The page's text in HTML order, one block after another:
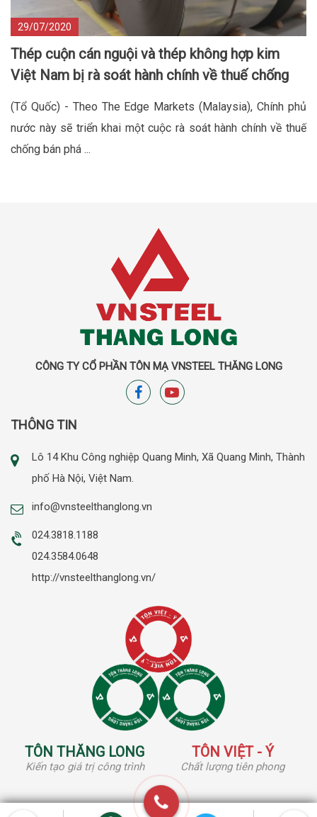
29/07/2020
Thép cuộn cán nguội và thép không hợp kim
Việt Nam bị rà soát hành chính về thuế chống
bán phá giá tại Malaysia
(Tổ Quốc) - Theo The Edge Markets (Malaysia), Chính phủ
nước này sẽ triển khai một cuộc rà soát hành chính về thuế
chống bán phá ...
CÔNG TY CỔ PHẦN TÔN MẠ VNSTEEL THĂNG LONG
THÔNG TIN
Lô 14 Khu Công nghiệp Quang Minh, Xã Quang Minh, Thành
phố Hà Nội, Việt Nam.
info@vnsteelthanglong.vn
024.3818.1188
024.3584.0648
http://vnsteelthanglong.vn/
TÔN THĂNG LONG
Kiến tạo giá trị công trình
TÔN VIỆT - Ý
Chất lượng tiên phong